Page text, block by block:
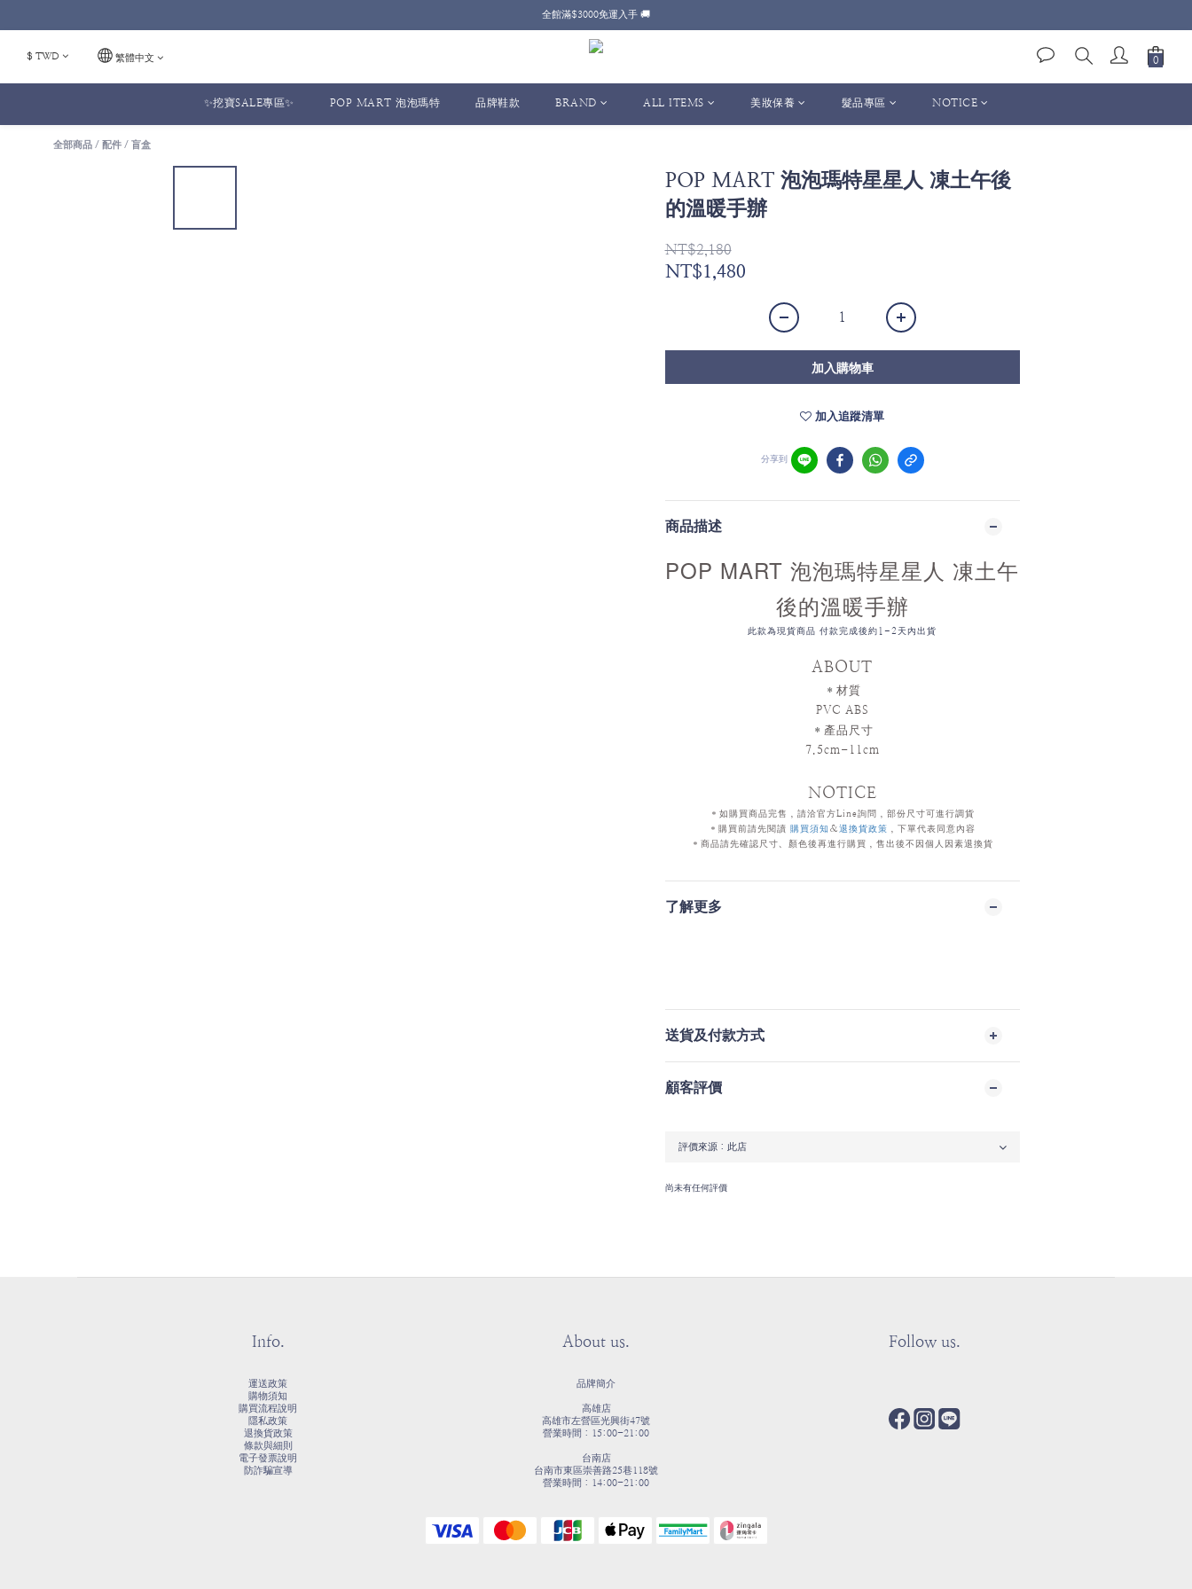
全館滿$3000免運入手 🚚
$ TWD 繁體中文
✨挖寶SALE專區✨ POP MART 泡泡瑪特 品牌鞋款 BRAND ALL ITEMS 美妝保養 髮品專區 NOTICE
全部商品 / 配件 / 盲盒
POP MART 泡泡瑪特星星人 凍土午後
的溫暖手辦
NT$2,180
NT$1,480
加入購物車
加入追蹤清單
分享到
商品描述
POP MART 泡泡瑪特星星人 凍土午
後的溫暖手辦
此款為現貨商品 付款完成後約1-2天內出貨
ABOUT
＊ 材質
PVC ABS
＊ 產品尺寸
7.5cm-11cm
NOTICE
＊如購買商品完售，請洽官方Line詢問，部份尺寸可進行調貨
＊購買前請先閱讀 購買須知 ＆退換貨政策 ，下單代表同意內容
＊商品請先確認尺寸、顏色後再進行購買，售出後不因個人因素退換貨
了解更多
送貨及付款方式
顧客評價
尚未有任何評價
Info.
運送政策
購物須知
購買流程說明
隱私政策
退換貨政策
條款與細則
電子發票說明
防詐騙宣導
About us.
品牌簡介
高雄店
高雄市左營區光興街47號
營業時間：15:00-21:00
台南店
台南市東區崇善路25巷118號
營業時間：14:00-21:00
Follow us.